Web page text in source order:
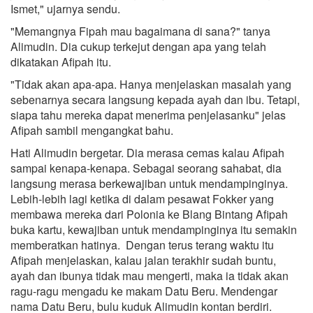
Ismet," ujarnya sendu.
"Memangnya Fipah mau bagaimana di sana?" tanya
Alimudin. Dia cukup terkejut dengan apa yang telah
dikatakan Afipah itu.
"Tidak akan apa-apa. Hanya menjelaskan masalah yang
sebenarnya secara langsung kepada ayah dan ibu. Tetapi,
siapa tahu mereka dapat menerima penjelasanku" jelas
Afipah sambil mengangkat bahu.
Hati Alimudin bergetar. Dia merasa cemas kalau Afipah
sampai kenapa-kenapa. Sebagai seorang sahabat, dia
langsung merasa berkewajiban untuk mendampinginya.
Lebih-lebih lagi ketika di dalam pesawat Fokker yang
membawa mereka dari Polonia ke Blang Bintang Afipah
buka kartu, kewajiban untuk mendampinginya itu semakin
memberatkan hatinya. Dengan terus terang waktu itu
Afipah menjelaskan, kalau jalan terakhir sudah buntu,
ayah dan ibunya tidak mau mengerti, maka ia tidak akan
ragu-ragu mengadu ke makam Datu Beru. Mendengar
nama Datu Beru, bulu kuduk Alimudin kontan berdiri.